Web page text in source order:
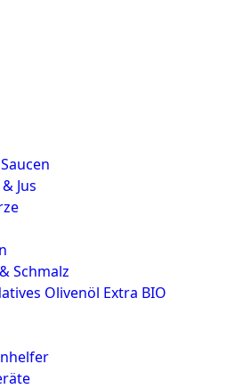
Jus
Schmalz
Olivenöl Extra BIO